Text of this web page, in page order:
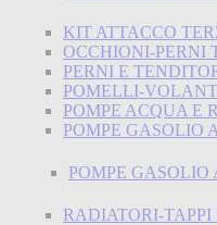
KIT ATTACCO
OCCHIONI-PERNI
PERNI E
POMELLI-
POMPE ACQUA E
POMPE GASOLIO
POMPE
RADIATORI-